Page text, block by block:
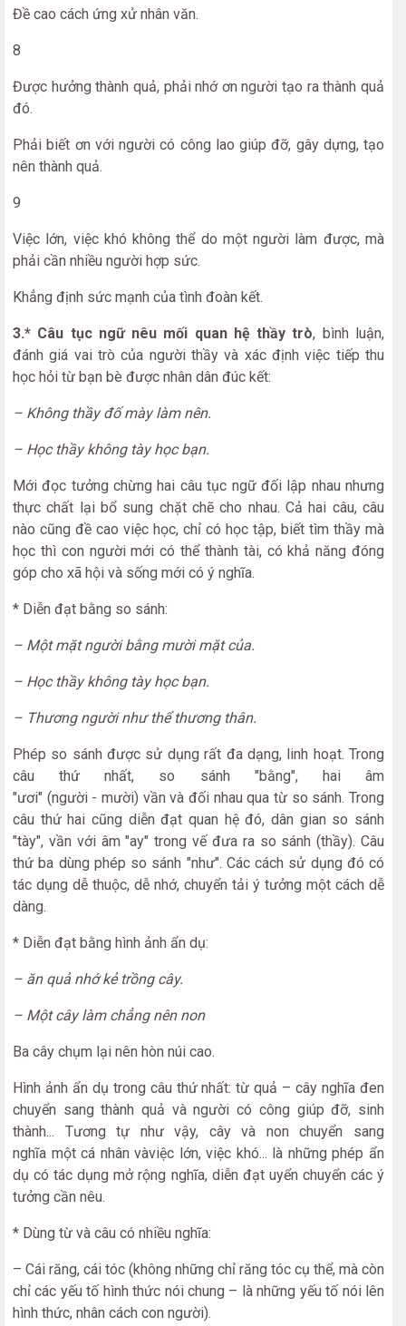
Đề cao cách ứng xử nhân văn.
8
Được hưởng thành quả, phải nhớ ơn người tạo ra thành quả
đó.
Phải biết ơn với người có công lao giúp đỡ, gây dựng, tạo
nên thành quả.
9
Việc lớn, việc khó không thể do một người làm được, mà
phải cần nhiều người hợp sức.
Khẳng định sức mạnh của tình đoàn kết.
3.* Câu tục ngữ nêu mối quan hệ thầy trò, bình luận,
đánh giá vai trò của người thầy và xác định việc tiếp thu
học hỏi từ bạn bè được nhân dân đúc kết:
– Không thầy đố mày làm nên.
– Học thầy không tày học bạn.
Mới đọc tưởng chừng hai câu tục ngữ đối lập nhau nhưng
thực chất lại bổ sung chặt chẽ cho nhau. Cả hai câu, câu
nào cũng đề cao việc học, chỉ có học tập, biết tìm thầy mà
học thì con người mới có thể thành tài, có khả năng đóng
góp cho xã hội và sống mới có ý nghĩa.
* Diễn đạt bằng so sánh:
– Một mặt người bằng mười mặt của.
– Học thầy không tày học bạn.
– Thương người như thể thương thân.
Phép so sánh được sử dụng rất đa dạng, linh hoạt. Trong
câu thứ nhất, so sánh "bằng", hai âm
"ươi" (người - mười) vần và đối nhau qua từ so sánh. Trong
câu thứ hai cũng diễn đạt quan hệ đó, dân gian so sánh
"tày", vần với âm "ay" trong vế đưa ra so sánh (thầy). Câu
thứ ba dùng phép so sánh "như". Các cách sử dụng đó có
tác dụng dễ thuộc, dễ nhớ, chuyển tải ý tưởng một cách dễ
dàng.
* Diễn đạt bằng hình ảnh ẩn dụ:
– ăn quả nhớ kẻ trồng cây.
– Một cây làm chẳng nên non
Ba cây chụm lại nên hòn núi cao.
Hình ảnh ẩn dụ trong câu thứ nhất: từ quả – cây nghĩa đen
chuyển sang thành quả và người có công giúp đỡ, sinh
thành... Tương tự như vậy, cây và non chuyển sang
nghĩa một cá nhân vàviệc lớn, việc khó... là những phép ẩn
dụ có tác dụng mở rộng nghĩa, diễn đạt uyển chuyển các ý
tưởng cần nêu.
* Dùng từ và câu có nhiều nghĩa:
– Cái răng, cái tóc (không những chỉ răng tóc cụ thể, mà còn
chỉ các yếu tố hình thức nói chung – là những yếu tố nói lên
hình thức, nhân cách con người).